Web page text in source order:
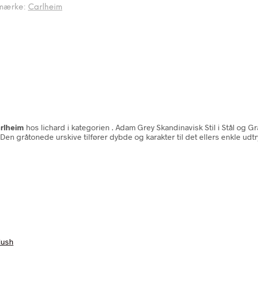
Carlheim
hos lichard i kategorien
. Adam Grey Skandinavisk Stil i Stål og
gråtonede urskive tilfører dybde og karakter til det ellers enkle